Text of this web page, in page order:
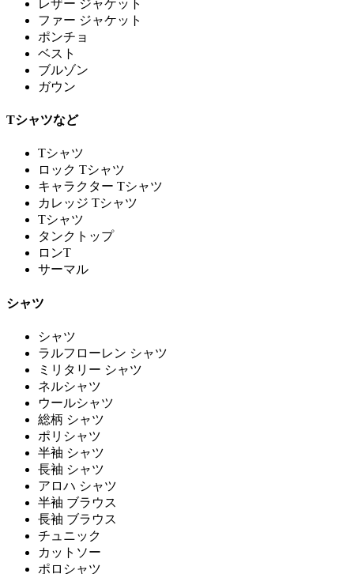
レザー ジャケット
ファー ジャケット
ポンチョ
ベスト
ブルゾン
ガウン
Tシャツなど
Tシャツ
ロック Tシャツ
キャラクター Tシャツ
カレッジ Tシャツ
Tシャツ
タンクトップ
ロンT
サーマル
シャツ
シャツ
ラルフローレン シャツ
ミリタリー シャツ
ネルシャツ
ウールシャツ
総柄 シャツ
ポリシャツ
半袖 シャツ
長袖 シャツ
アロハ シャツ
半袖 ブラウス
長袖 ブラウス
チュニック
カットソー
ポロシャツ